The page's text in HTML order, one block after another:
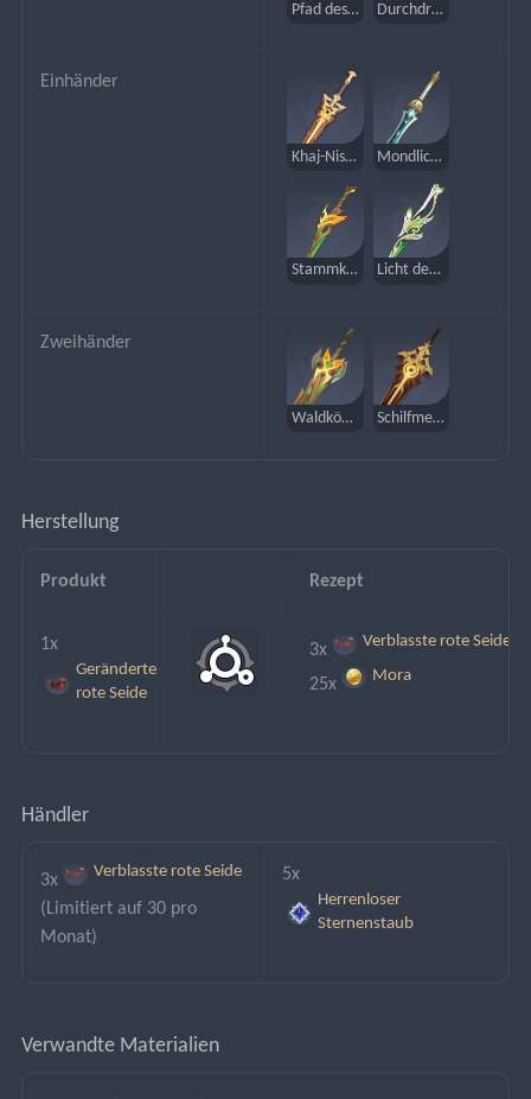
Pfad des Jägers Durchdringer der Ibisse
Einhänder
Khaj-Nisut-Schlüssel Mondlicht von Xiphos
Stammklinge Licht der schneidenden Blätter
Zweihänder
Waldkönigsschwert Schilfmeer-Bake
Herstellung
Produkt Rezept
1x
Geränderte
rote Seide
3x Verblasste rote Seide
25x Mora
Händler
3x Verblasste rote Seide
(Limitiert auf 30 pro
Monat)
5x
Herrenloser
Sternenstaub
Verwandte Materialien